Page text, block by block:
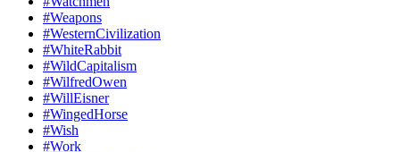
#Weapons
#WesternCivilization
#WhiteRabbit
#WildCapitalism
#WilfredOwen
#WillEisner
#WingedHorse
#Wish
#Work